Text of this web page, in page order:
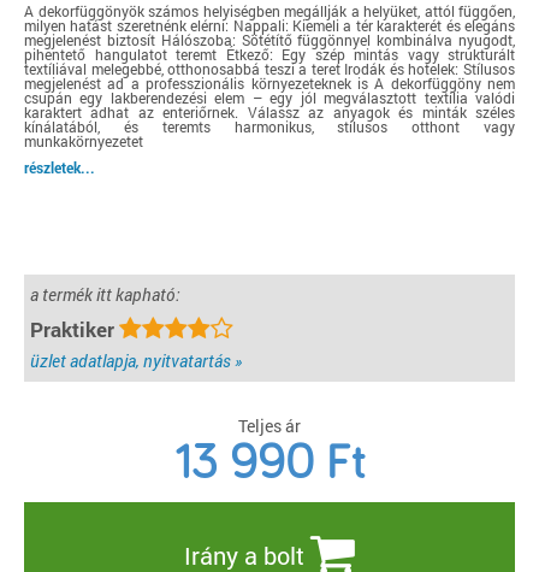
A dekorfüggönyök számos helyiségben megállják a helyüket, attól függően,
milyen hatást szeretnénk elérni: Nappali: Kiemeli a tér karakterét és elegáns
megjelenést biztosít Hálószoba: Sötétítő függönnyel kombinálva nyugodt,
pihentető hangulatot teremt Étkező: Egy szép mintás vagy strukturált
textíliával melegebbé, otthonosabbá teszi a teret Irodák és hotelek: Stílusos
megjelenést ad a professzionális környezeteknek is A dekorfüggöny nem
csupán egy lakberendezési elem – egy jól megválasztott textília valódi
karaktert adhat az enteriőrnek. Válassz az anyagok és minták széles
kínálatából, és teremts harmonikus, stílusos otthont vagy
munkakörnyezetet
részletek...
a termék itt kapható:
Praktiker
üzlet adatlapja, nyitvatartás »
Teljes ár
13 990 Ft
Irány a bolt